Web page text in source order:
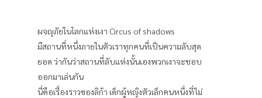
ผจญภัยในโลกแห่งเงา Circus of shadows
มีสถานที่หนึ่งภายในตัวเราทุกคนที่เป็นความลับสุด
ยอด ว่ากันว่าสถานที่ลับแห่งนั้นเองพวกเงาจะชอบ
ออกมาเล่นกัน
นี่คือเรื่องราวของลิก้า เด็กผู้หญิงตัวเล็กคนหนึ่งที่ไม่